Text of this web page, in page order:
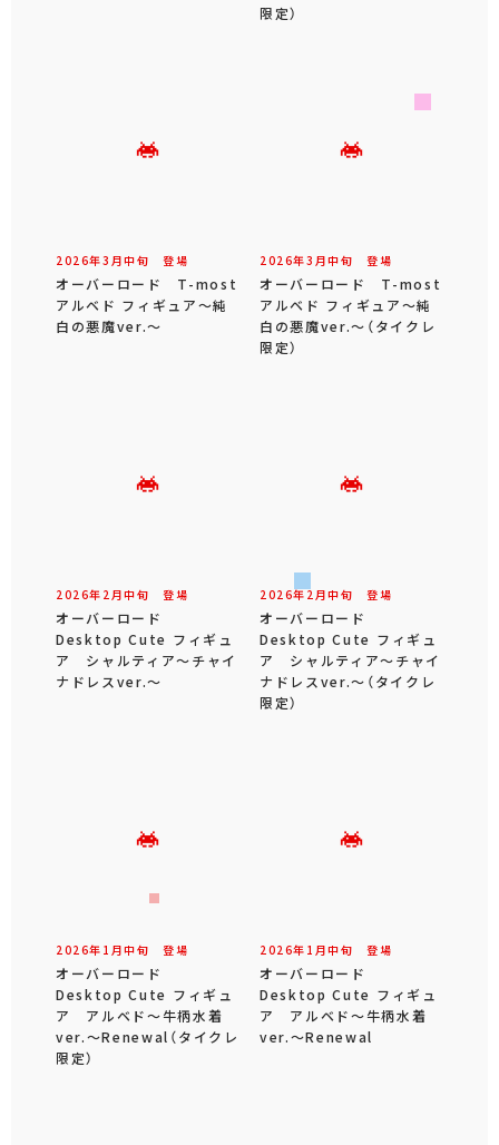
限定）
2026年3 月中旬 登場
オーバーロード T-most
アルベド フィギュア～純
白の悪魔ver.～
2026年3 月中旬 登場
オーバーロード T-most
アルベド フィギュア～純
白の悪魔ver.～（タイクレ
限定）
2026年 2 月中旬 登場
オーバーロード
Desktop Cute フィギュ
ア シャルティア～チャイ
ナドレスver.～
2026年2 月中旬 登場
オーバーロード
Desktop Cute フィギュ
ア シャルティア～チャイ
ナドレスver.～（タイクレ
限定）
2026年 1 月中旬 登場
オーバーロード
Desktop Cute フィギュ
ア アルベド～牛柄水着
ver.～Renewal（タイクレ
限定）
2026年 1 月中旬 登場
オーバーロード
Desktop Cute フィギュ
ア アルベド～牛柄水着
ver.～Renewal